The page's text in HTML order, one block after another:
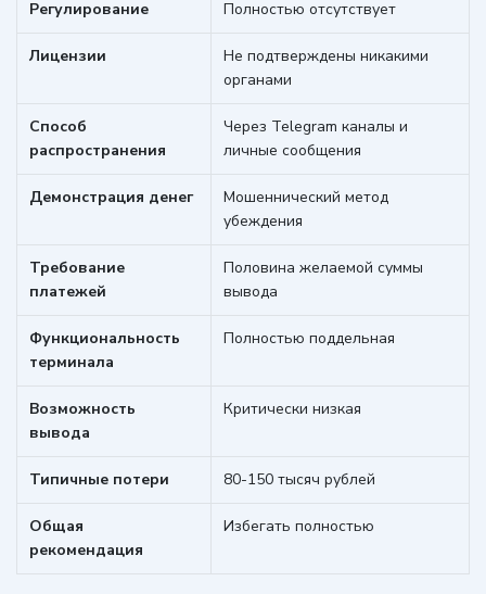
Регулирование Полностью отсутствует
Лицензии
Не подтверждены никакими
органами
Способ
распространения
Через Telegram каналы и
личные сообщения
Демонстрация денег
Мошеннический метод
убеждения
Требование
платежей
Половина желаемой суммы
вывода
Функциональность
терминала
Полностью поддельная
Возможность
вывода
Критически низкая
Типичные потери 80-150 тысяч рублей
Общая
рекомендация
Избегать полностью